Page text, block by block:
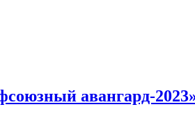
авангард-